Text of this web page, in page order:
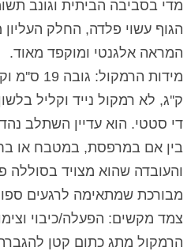
מדי בסביבה הביתית וגונב
הגוף עשוי פלדה, החלק
המראה אלגנטי ומוקפד מאוד.
ק''ג, לא רמקול נייד וקליל
די סטטי. הוא עדיין השתלב
בין אם במרפסת, במטבח או
והעובדה שהוא מצויד בסוללה
מבורכת שמתאימה לרגעים
צמד מקשים: הפעלה/כיבוי
הרמקול מתג כתום קטן